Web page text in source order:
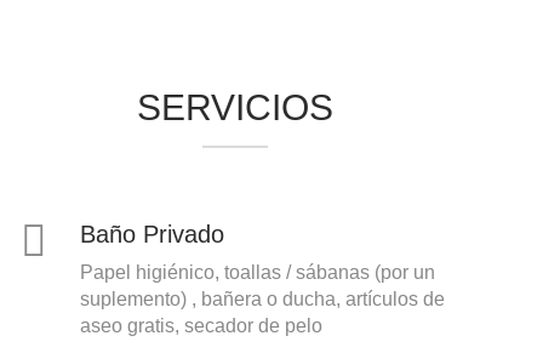
SERVICIOS
Baño Privado
Papel higiénico, toallas / sábanas (por un
suplemento) , bañera o ducha, artículos de
aseo gratis, secador de pelo